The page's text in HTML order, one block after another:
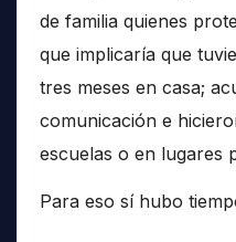
de familia quienes
que implicaría que
tres meses en casa;
comunicación e
escuelas o en lugares
Para eso sí hubo